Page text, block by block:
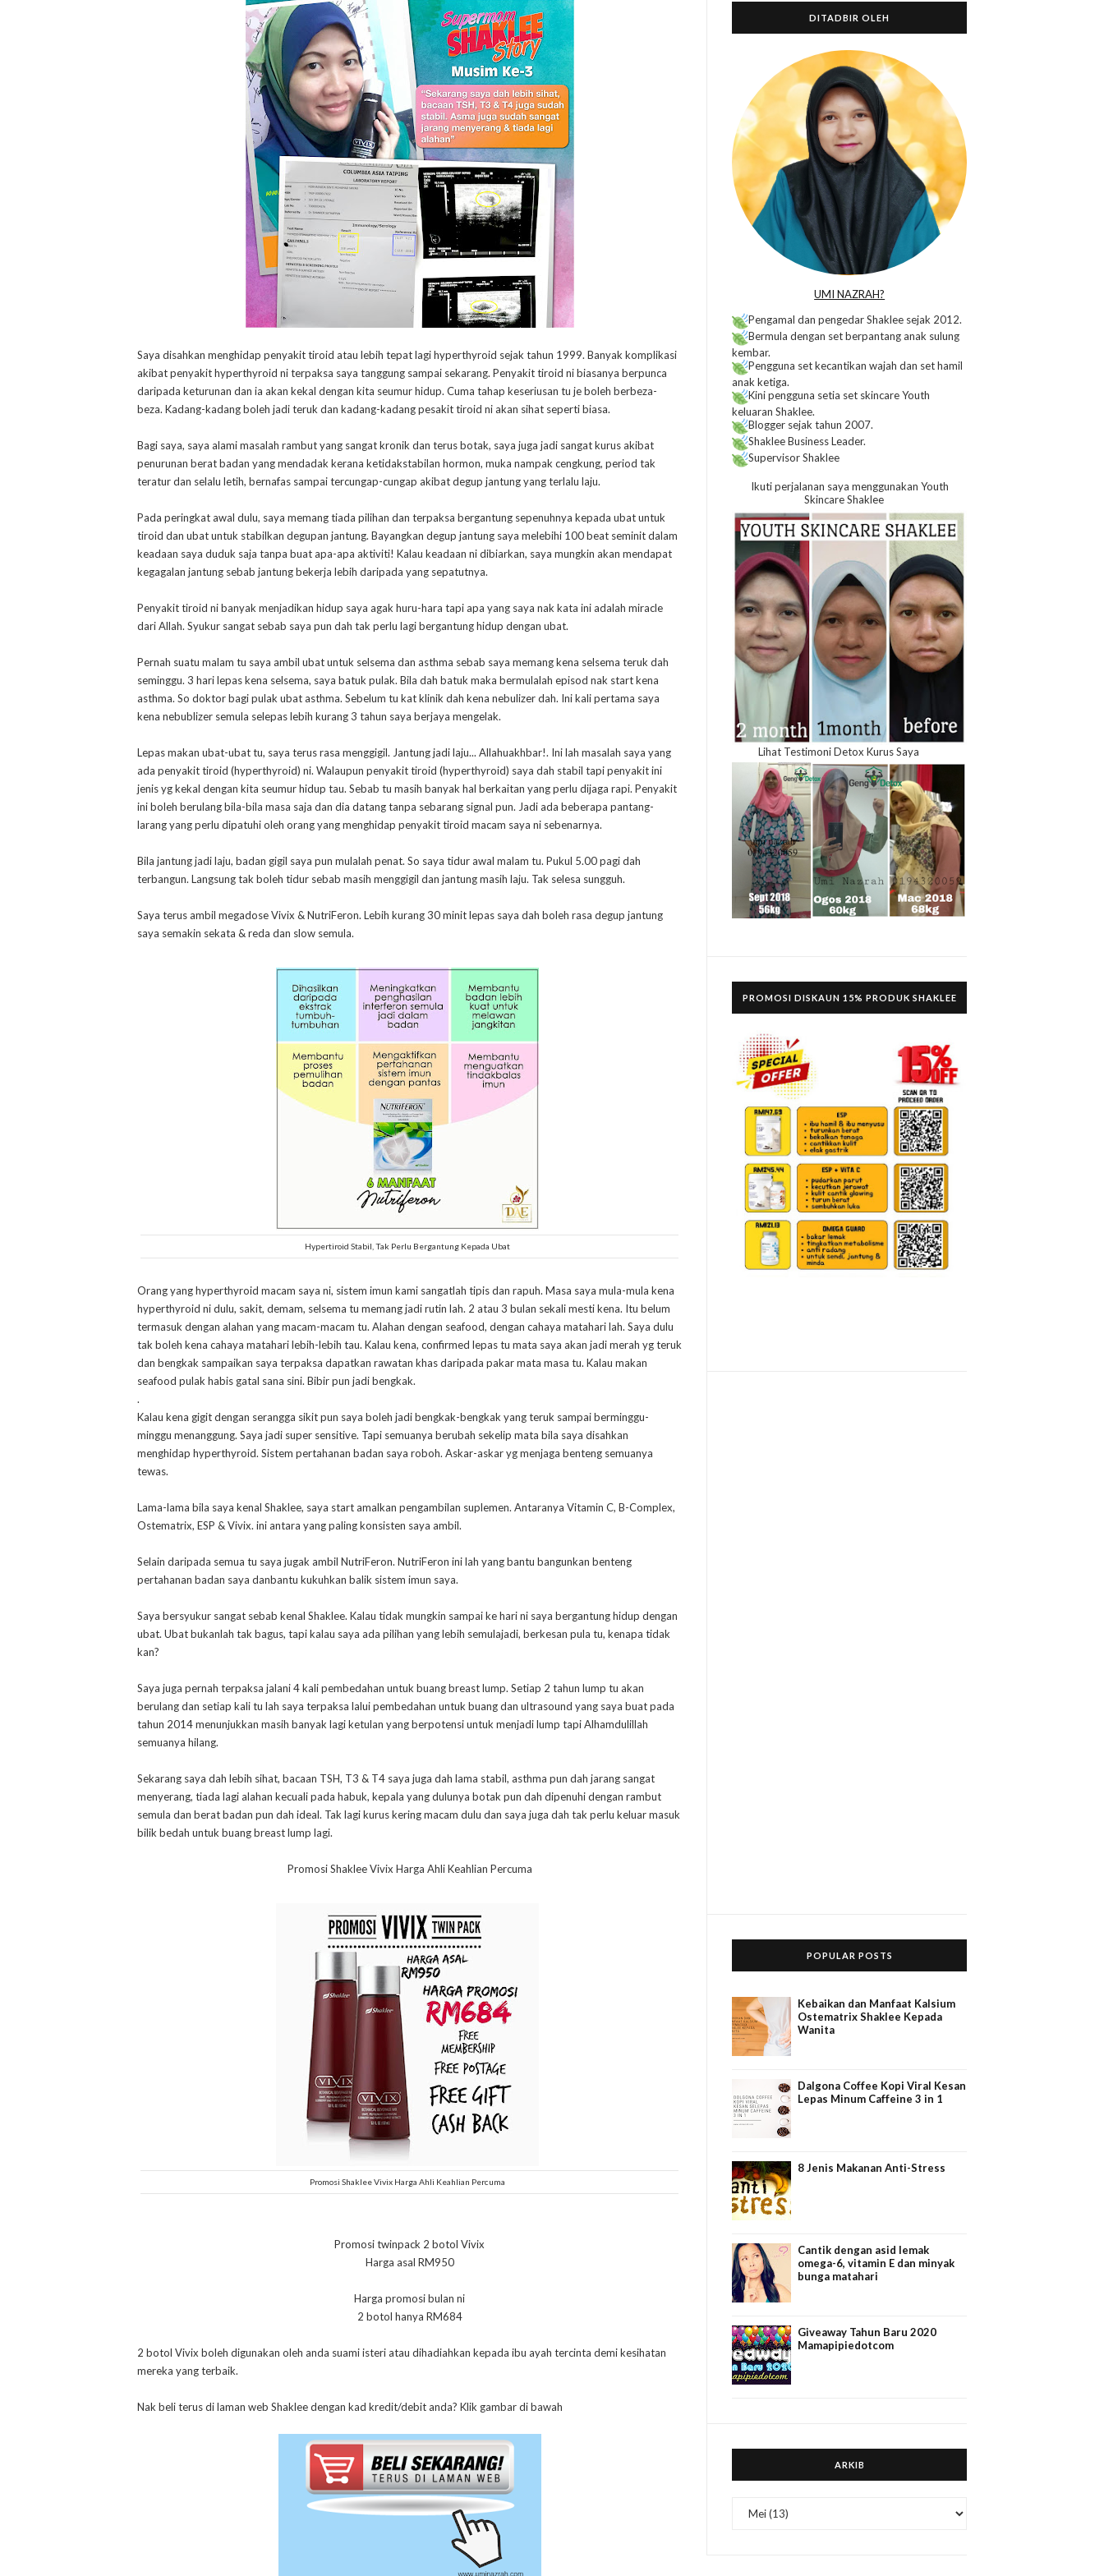
Saya disahkan menghidap penyakit tiroid atau lebih tepat lagi hyperthyroid sejak tahun 1999. Banyak komplikasi
akibat penyakit hyperthyroid ni terpaksa saya tanggung sampai sekarang. Penyakit tiroid ni biasanya berpunca
daripada keturunan dan ia akan kekal dengan kita seumur hidup. Cuma tahap keseriusan tu je boleh berbeza-
beza. Kadang-kadang boleh jadi teruk dan kadang-kadang pesakit tiroid ni akan sihat seperti biasa.
Bagi saya, saya alami masalah rambut yang sangat kronik dan terus botak, saya juga jadi sangat kurus akibat
penurunan berat badan yang mendadak kerana ketidakstabilan hormon, muka nampak cengkung, period tak
teratur dan selalu letih, bernafas sampai tercungap-cungap akibat degup jantung yang terlalu laju.
Pada peringkat awal dulu, saya memang tiada pilihan dan terpaksa bergantung sepenuhnya kepada ubat untuk
tiroid dan ubat untuk stabilkan degupan jantung. Bayangkan degup jantung saya melebihi 100 beat seminit dalam
keadaan saya duduk saja tanpa buat apa-apa aktiviti! Kalau keadaan ni dibiarkan, saya mungkin akan mendapat
kegagalan jantung sebab jantung bekerja lebih daripada yang sepatutnya.
Penyakit tiroid ni banyak menjadikan hidup saya agak huru-hara tapi apa yang saya nak kata ini adalah miracle
dari Allah. Syukur sangat sebab saya pun dah tak perlu lagi bergantung hidup dengan ubat.
Pernah suatu malam tu saya ambil ubat untuk selsema dan asthma sebab saya memang kena selsema teruk dah
seminggu. 3 hari lepas kena selsema, saya batuk pulak. Bila dah batuk maka bermulalah episod nak start kena
asthma. So doktor bagi pulak ubat asthma. Sebelum tu kat klinik dah kena nebulizer dah. Ini kali pertama saya
kena nebublizer semula selepas lebih kurang 3 tahun saya berjaya mengelak.
Lepas makan ubat-ubat tu, saya terus rasa menggigil. Jantung jadi laju... Allahuakhbar!. Ini lah masalah saya yang
ada penyakit tiroid (hyperthyroid) ni. Walaupun penyakit tiroid (hyperthyroid) saya dah stabil tapi penyakit ini
jenis yg kekal dengan kita seumur hidup tau. Sebab tu masih banyak hal berkaitan yang perlu dijaga rapi. Penyakit
ini boleh berulang bila-bila masa saja dan dia datang tanpa sebarang signal pun. Jadi ada beberapa pantang-
larang yang perlu dipatuhi oleh orang yang menghidap penyakit tiroid macam saya ni sebenarnya.
Bila jantung jadi laju, badan gigil saya pun mulalah penat. So saya tidur awal malam tu. Pukul 5.00 pagi dah
terbangun. Langsung tak boleh tidur sebab masih menggigil dan jantung masih laju. Tak selesa sungguh.
Saya terus ambil megadose Vivix & NutriFeron. Lebih kurang 30 minit lepas saya dah boleh rasa degup jantung
saya semakin sekata & reda dan slow semula.
Hypertiroid Stabil, Tak Perlu Bergantung Kepada Ubat
Orang yang hyperthyroid macam saya ni, sistem imun kami sangatlah tipis dan rapuh. Masa saya mula-mula kena
hyperthyroid ni dulu, sakit, demam, selsema tu memang jadi rutin lah. 2 atau 3 bulan sekali mesti kena. Itu belum
termasuk dengan alahan yang macam-macam tu. Alahan dengan seafood, dengan cahaya matahari lah. Saya dulu
tak boleh kena cahaya matahari lebih-lebih tau. Kalau kena, confirmed lepas tu mata saya akan jadi merah yg teruk
dan bengkak sampaikan saya terpaksa dapatkan rawatan khas daripada pakar mata masa tu. Kalau makan
seafood pulak habis gatal sana sini. Bibir pun jadi bengkak.
.
Kalau kena gigit dengan serangga sikit pun saya boleh jadi bengkak-bengkak yang teruk sampai berminggu-
minggu menanggung. Saya jadi super sensitive. Tapi semuanya berubah sekelip mata bila saya disahkan
menghidap hyperthyroid. Sistem pertahanan badan saya roboh. Askar-askar yg menjaga benteng semuanya
tewas.
Lama-lama bila saya kenal Shaklee, saya start amalkan pengambilan suplemen. Antaranya Vitamin C, B-Complex,
Ostematrix, ESP & Vivix. ini antara yang paling konsisten saya ambil.
Selain daripada semua tu saya jugak ambil NutriFeron. NutriFeron ini lah yang bantu bangunkan benteng
pertahanan badan saya danbantu kukuhkan balik sistem imun saya.
Saya bersyukur sangat sebab kenal Shaklee. Kalau tidak mungkin sampai ke hari ni saya bergantung hidup dengan
ubat. Ubat bukanlah tak bagus, tapi kalau saya ada pilihan yang lebih semulajadi, berkesan pula tu, kenapa tidak
kan?
Saya juga pernah terpaksa jalani 4 kali pembedahan untuk buang breast lump. Setiap 2 tahun lump tu akan
berulang dan setiap kali tu lah saya terpaksa lalui pembedahan untuk buang dan ultrasound yang saya buat pada
tahun 2014 menunjukkan masih banyak lagi ketulan yang berpotensi untuk menjadi lump tapi Alhamdulillah
semuanya hilang.
Sekarang saya dah lebih sihat, bacaan TSH, T3 & T4 saya juga dah lama stabil, asthma pun dah jarang sangat
menyerang, tiada lagi alahan kecuali pada habuk, kepala yang dulunya botak pun dah dipenuhi dengan rambut
semula dan berat badan pun dah ideal. Tak lagi kurus kering macam dulu dan saya juga dah tak perlu keluar masuk
bilik bedah untuk buang breast lump lagi.
Promosi Shaklee Vivix Harga Ahli Keahlian Percuma
Promosi Shaklee Vivix Harga Ahli Keahlian Percuma
Promosi twinpack 2 botol Vivix
Harga asal RM950
Harga promosi bulan ni
2 botol hanya RM684
2 botol Vivix boleh digunakan oleh anda suami isteri atau dihadiahkan kepada ibu ayah tercinta demi kesihatan
mereka yang terbaik.
Nak beli terus di laman web Shaklee dengan kad kredit/debit anda? Klik gambar di bawah
r
DITADBIR OLEH
UMI NAZRAH?
Pengamal dan pengedar Shaklee sejak 2012.
Bermula dengan set berpantang anak sulung
kembar.
Pengguna set kecantikan wajah dan set hamil
anak ketiga.
Kini pengguna setia set skincare Youth
keluaran Shaklee.
Blogger sejak tahun 2007.
Shaklee Business Leader.
Supervisor Shaklee
Ikuti perjalanan saya menggunakan Youth
Skincare Shaklee
Lihat Testimoni Detox Kurus Saya
PROMOSI DISKAUN 15% PRODUK SHAKLEE
POPULAR POSTS
Kebaikan dan Manfaat Kalsium
Ostematrix Shaklee Kepada
Wanita
Dalgona Coffee Kopi Viral Kesan
Lepas Minum Caffeine 3 in 1
8 Jenis Makanan Anti-Stress
Cantik dengan asid lemak
omega-6, vitamin E dan minyak
bunga matahari
Giveaway Tahun Baru 2020
Mamapipiedotcom
ARKIB